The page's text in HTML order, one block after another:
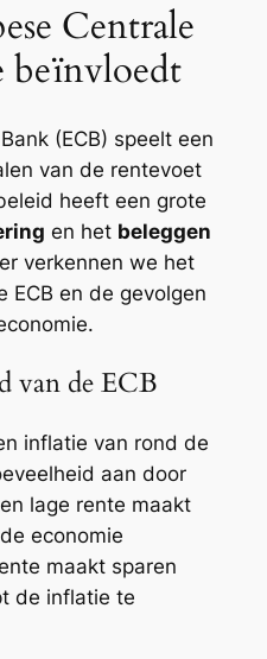
Centrale
beïnvloedt
(ECB) speelt een
van de rentevoet
heeft een grote
en het beleggen
verkennen we het
ECB en de gevolgen
van de ECB
inflatie van rond de
aan door
lage rente maakt
economie
maakt sparen
de inflatie te